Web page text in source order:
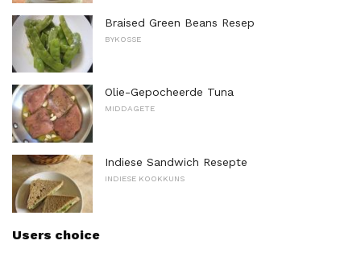
Braised Green Beans Resep
BYKOSSE
Olie-Gepocheerde Tuna
MIDDAGETE
Indiese Sandwich Resepte
INDIESE KOOKKUNS
Users choice